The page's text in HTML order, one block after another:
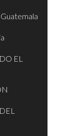
EL